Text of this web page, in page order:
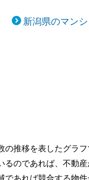
新潟県のマン
推移を表したグラフ
るのであれば、不動